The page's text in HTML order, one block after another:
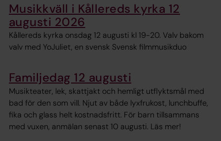
Musikkväll i Kållereds kyrka 12
augusti 2026
Kållereds kyrka onsdag 12 augusti kl 19-20. Valv bakom
valv med YoJuliet, en svensk Svensk filmmusikduo
Familjedag 12 augusti
Musikteater, lek, skattjakt och hemligt utflyktsmål med
bad för den som vill. Njut av både lyxfrukost, lunchbuffe,
fika och glass helt kostnadsfritt. För barn tillsammans
med vuxen, anmälan senast 10 augusti. Läs mer!